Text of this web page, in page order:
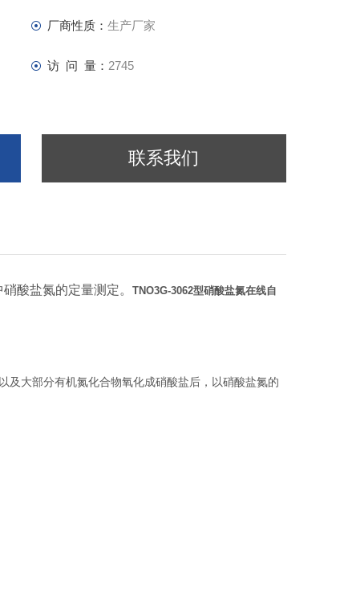
厂商性质： 生产厂家
访 问 量： 2745
联系我们
酸盐氮的定量测定。 TNO3G-3062型硝酸盐氮在线自
大部分有机氮化合物氧化成硝酸盐后，以硝酸盐氮的